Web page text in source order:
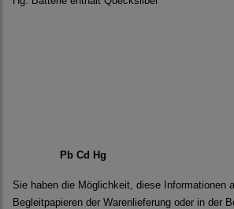
Pb Cd Hg
Sie haben die Möglichkeit, diese Informationen
Begleitpapieren der Warenlieferung oder in der